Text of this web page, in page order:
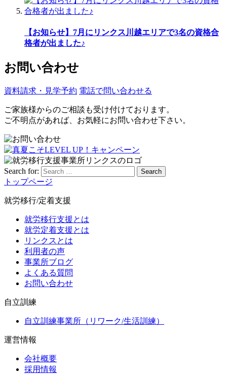
【お知らせ】7月にリンクス川越エリアで3名の資格合
格者が出ました♪
お問い合わせ
資料請求・見学予約 電話で問い合わせる
ご家族様からのご相談も受け付けております。
ご不明点があれば、お気軽にお問い合わせ下さい。
Search for: Search
トップページ
就労移行/定着支援
就労移行支援とは
就労定着支援とは
リンクスとは
利用者の声
事業所ブログ
よくある質問
お問い合わせ
自立訓練
自立訓練事業所（リワーク/生活訓練）
運営情報
会社概要
採用情報